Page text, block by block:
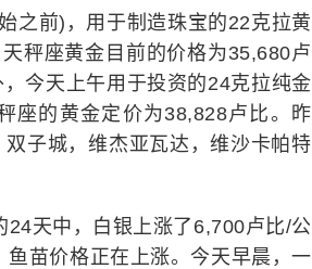
之前)，用于制造珠宝的22克拉黄
秤座黄金目前的价格为35,680卢
今天上午用于投资的24克拉纯金
座的黄金定价为38,828卢比。昨
子城，维杰亚瓦达，维沙卡帕特
天中，白银上涨了6,700卢比/公
苗价格正​​在上涨。今天早晨，一